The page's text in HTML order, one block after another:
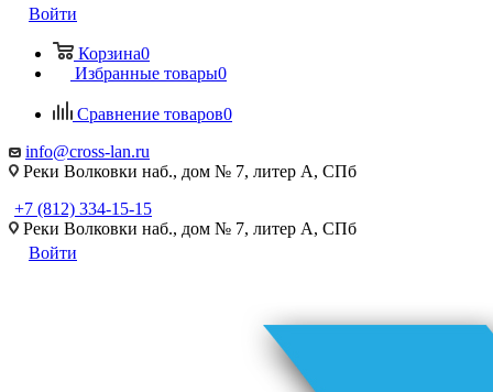
Войти
Корзина0
Избранные товары0
Сравнение товаров0
info@cross-lan.ru
Реки Волковки наб., дом № 7, литер А, СПб
+7 (812) 334-15-15
Реки Волковки наб., дом № 7, литер А, СПб
Войти